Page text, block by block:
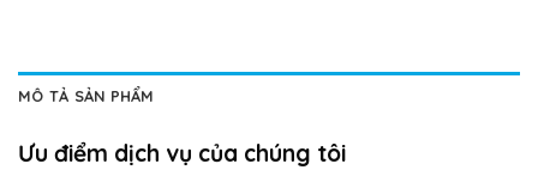
MÔ TẢ SẢN PHẨM
Ưu điểm dịch vụ của chúng tôi